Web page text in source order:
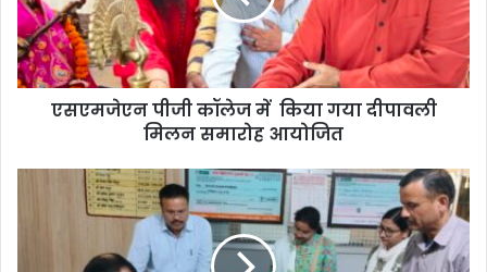
एसएमजेएन पीजी कॉलेज में किया गया दीपावली
मिलन समारोह आयोजित